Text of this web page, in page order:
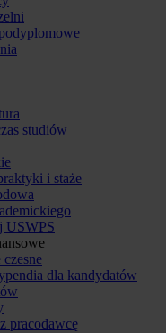
studiów
i staże
USWPS
dla kandydatów
pracodawcę